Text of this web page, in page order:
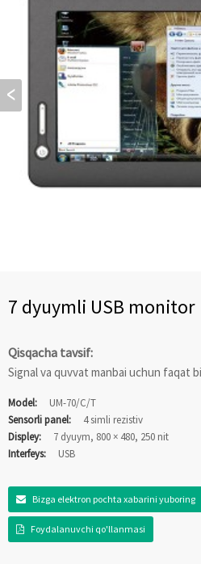
7 dyuymli USB monitor
Qisqacha tavsif:
Signal va quvvat manbai uchun faqat
Model:
UM-70/C/T
Sensorli panel:
4 simli rezistiv
Displey:
7 dyuym, 800 × 480, 250 nit
Interfeys:
USB
Bizga elektron pochta xabarini yuboring
Foydalanuvchi qo'llanmasi